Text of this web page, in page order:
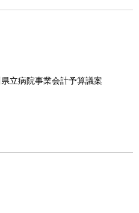
立病院事業会計予算議案